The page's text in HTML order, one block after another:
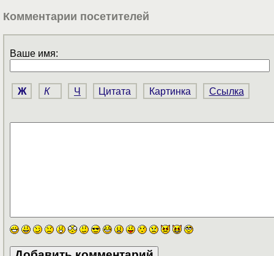
Комментарии посетителей
Ваше имя:
Ж К Ч Цитата Картинка Ссылка